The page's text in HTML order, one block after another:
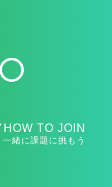
HOW TO JOIN
一緒に課題に挑もう